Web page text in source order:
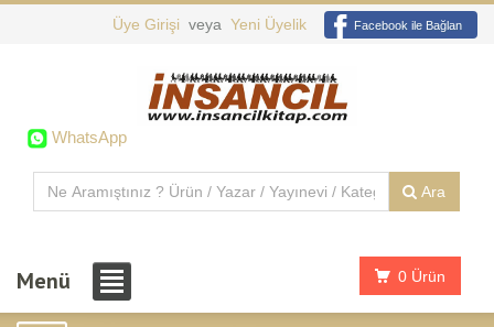
Üye Girişi veya Yeni Üyelik Facebook ile Bağlan
WhatsApp
Ara
0 Ürün
Menü